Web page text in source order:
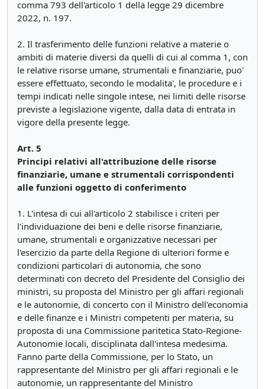
comma 793 dell'articolo 1 della legge 29 dicembre
2022, n. 197.
2. Il trasferimento delle funzioni relative a materie o
ambiti di materie diversi da quelli di cui al comma 1, con
le relative risorse umane, strumentali e finanziarie, puo'
essere effettuato, secondo le modalita', le procedure e i
tempi indicati nelle singole intese, nei limiti delle risorse
previste a legislazione vigente, dalla data di entrata in
vigore della presente legge.
Art. 5
Principi relativi all'attribuzione delle risorse
finanziarie, umane e strumentali corrispondenti
alle funzioni oggetto di conferimento
1. L'intesa di cui all'articolo 2 stabilisce i criteri per
l'individuazione dei beni e delle risorse finanziarie,
umane, strumentali e organizzative necessari per
l'esercizio da parte della Regione di ulteriori forme e
condizioni particolari di autonomia, che sono
determinati con decreto del Presidente del Consiglio dei
ministri, su proposta del Ministro per gli affari regionali
e le autonomie, di concerto con il Ministro dell'economia
e delle finanze e i Ministri competenti per materia, su
proposta di una Commissione paritetica Stato-Regione-
Autonomie locali, disciplinata dall'intesa medesima.
Fanno parte della Commissione, per lo Stato, un
rappresentante del Ministro per gli affari regionali e le
autonomie, un rappresentante del Ministro